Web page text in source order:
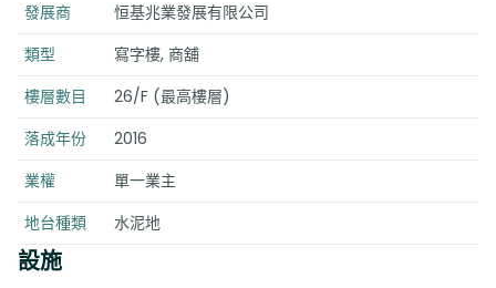
發展商
恒基兆業發展有限公司
類型
寫字樓, 商舖
樓層數目
26/F (最高樓層)
落成年份
2016
業權
單一業主
地台種類
水泥地
設施